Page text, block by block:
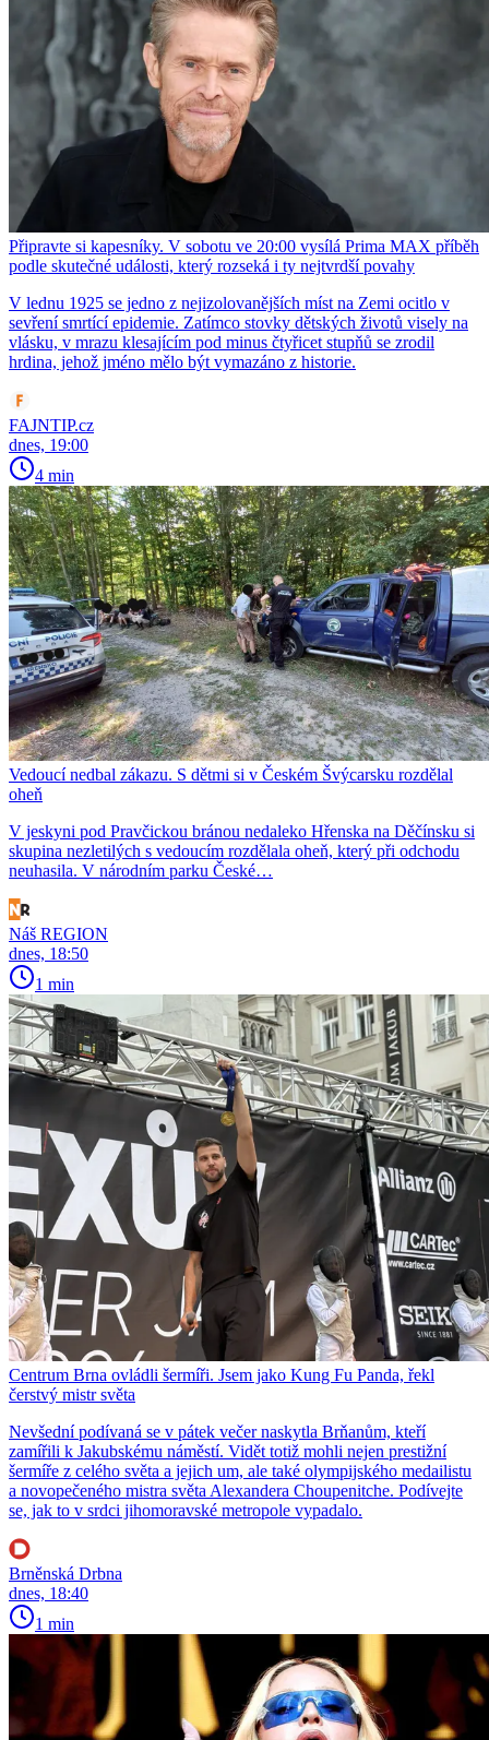
Připravte si kapesníky. V sobotu ve 20:00 vysílá Prima MAX příběh
podle skutečné události, který rozseká i ty nejtvrdší povahy
V lednu 1925 se jedno z nejizolovanějších míst na Zemi ocitlo v
sevření smrtící epidemie. Zatímco stovky dětských životů visely na
vlásku, v mrazu klesajícím pod minus čtyřicet stupňů se zrodil
hrdina, jehož jméno mělo být vymazáno z historie.
FAJNTIP.cz
dnes, 19:00
4 min
Vedoucí nedbal zákazu. S dětmi si v Českém Švýcarsku rozdělal
oheň
V jeskyni pod Pravčickou bránou nedaleko Hřenska na Děčínsku si
skupina nezletilých s vedoucím rozdělala oheň, který při odchodu
neuhasila. V národním parku České…
Náš REGION
dnes, 18:50
1 min
Centrum Brna ovládli šermíři. Jsem jako Kung Fu Panda, řekl
čerstvý mistr světa
Nevšední podívaná se v pátek večer naskytla Brňanům, kteří
zamířili k Jakubskému náměstí. Vidět totiž mohli nejen prestižní
šermíře z celého světa a jejich um, ale také olympijského medailistu
a novopečeného mistra světa Alexandera Choupenitche. Podívejte
se, jak to v srdci jihomoravské metropole vypadalo.
Brněnská Drbna
dnes, 18:40
1 min